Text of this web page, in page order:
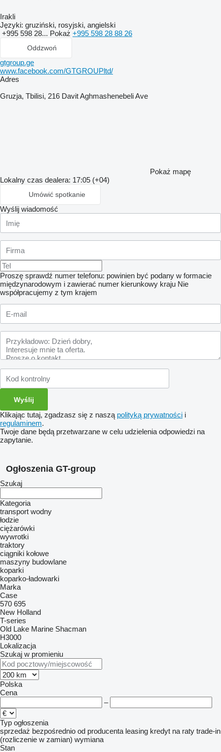
Irakli
Języki: gruziński, rosyjski, angielski
+995 598 28... Pokaż +995 598 28 88 26
Oddzwoń
gtgroup.ge
www.facebook.com/GTGROUPltd/
Adres
Gruzja, Tbilisi, 216 Davit Aghmashenebeli Ave
Pokaż mapę
Lokalny czas dealera: 17:05 (+04)
Umówić spotkanie
Wyślij wiadomość
Proszę sprawdź numer telefonu: powinien być podany w formacie
międzynarodowym i zawierać numer kierunkowy kraju Nie
współpracujemy z tym krajem
Klikając tutaj, zgadzasz się z naszą polityką prywatności i
regulaminem.
Twoje dane będą przetwarzane w celu udzielenia odpowiedzi na
zapytanie.
Ogłoszenia GT-group
Szukaj
Kategoria
transport wodny
łodzie
ciężarówki
wywrotki
traktory
ciągniki kołowe
maszyny budowlane
koparki
koparko-ładowarki
Marka
Case
570 695
New Holland
T-series
Old Lake Marine Shacman
H3000
Lokalizacja
Szukaj w promieniu
Polska
Cena
–
Typ ogłoszenia
sprzedaż bezpośrednio od producenta leasing kredyt na raty trade-in
(rozliczenie w zamian) wymiana
Stan